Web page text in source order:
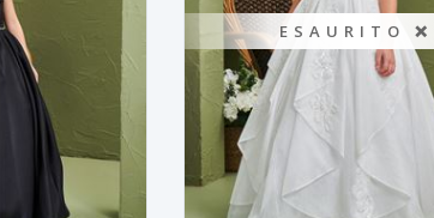
ESAURITO ❌